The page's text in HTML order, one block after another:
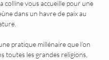
colline vous accueille pour une
dans un havre de paix au
pratique millénaire que l’on
toutes les grandes religions,